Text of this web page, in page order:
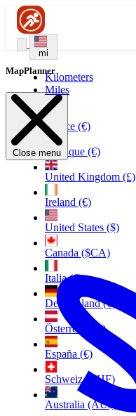
mi
Kilometers
Miles
France (€)
Belgique (€)
United Kingdom (£)
Ireland (€)
United States ($)
Canada ($CA)
Italia (€)
Deutschland (€)
Österreich (€)
España (€)
Schweiz (CHF)
Australia (AU$)
MapPlanner
Close menu